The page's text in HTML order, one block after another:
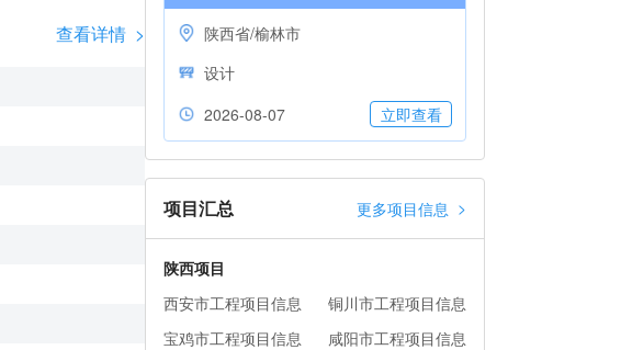
查看详情 >
陕西省/榆林市
设计
2026-08-07
立即查看
项目汇总 更多项目信息 >
陕西项目
西安市工程项目信息
铜川市工程项目信息
宝鸡市工程项目信息
咸阳市工程项目信息